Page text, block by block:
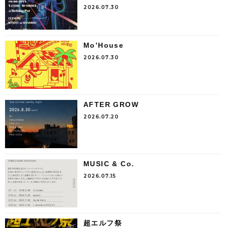
2026.07.30
Mo’House
2026.07.30
AFTER GROW
2026.07.20
MUSIC & Co.
2026.07.15
超エルフ祭